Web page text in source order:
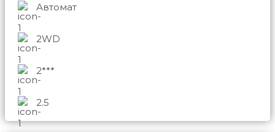
Автомат
2WD
2***
2.5